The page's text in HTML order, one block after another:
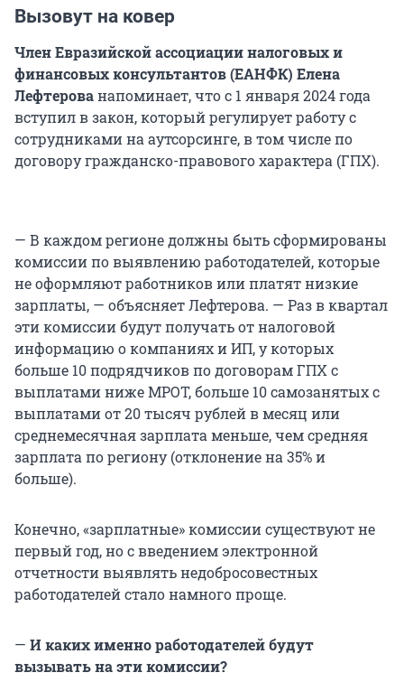
Вызовут на ковер
Член Евразийской ассоциации налоговых и
финансовых консультантов (ЕАНФК) Елена
Лефтерованапоминает, что с 1 января 2024 года
вступил в закон, который регулирует работу с
сотрудниками на аутсорсинге, в том числе по
договору гражданско-правового характера (ГПХ).
— В каждом регионе должны быть сформированы
комиссии по выявлению работодателей, которые
не оформляют работников или платят низкие
зарплаты, — объясняет Лефтерова. — Раз в квартал
эти комиссии будут получать от налоговой
информацию о компаниях и ИП, у которых
больше 10 подрядчиков по договорам ГПХ с
выплатами ниже МРОТ, больше 10 самозанятых с
выплатами от 20 тысяч рублей в месяц или
среднемесячная зарплата меньше, чем средняя
зарплата по региону (отклонение на 35% и
больше).
Конечно, «зарплатные» комиссии существуют не
первый год, но с введением электронной
отчетности выявлять недобросовестных
работодателей стало намного проще.
— И каких именно работодателей будут
вызывать на эти комиссии?